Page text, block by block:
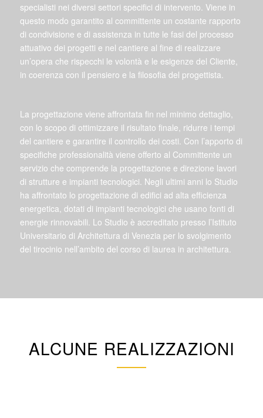
specialisti nei diversi settori specifici di intervento. Viene in
questo modo garantito al committente un costante rapporto
di condivisione e di assistenza in tutte le fasi del processo
attuativo dei progetti e nel cantiere al fine di realizzare
un’opera che rispecchi le volontà e le esigenze del Cliente,
in coerenza con il pensiero e la filosofia del progettista.
La progettazione viene affrontata fin nel minimo dettaglio,
con lo scopo di ottimizzare il risultato finale, ridurre i tempi
del cantiere e garantire il controllo dei costi. Con l’apporto di
specifiche professionalità viene offerto al Committente un
servizio che comprende la progettazione e direzione lavori
di strutture e impianti tecnologici. Negli ultimi anni lo Studio
ha affrontato lo progettazione di edifici ad alta efficienza
energetica, dotati di impianti tecnologici che usano fonti di
energie rinnovabili. Lo Studio è accreditato presso l’Istituto
Universitario di Architettura di Venezia per lo svolgimento
del tirocinio nell’ambito del corso di laurea in architettura.
ALCUNE REALIZZAZIONI